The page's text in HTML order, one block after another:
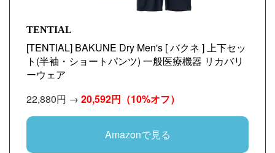
TENTIAL
[TENTIAL] BAKUNE Dry Men's [ バクネ ] 上下セッ
ト(半袖・ショートパンツ) 一般医療機器 リカバリ
ーウェア
22,880円 → 20,592円 （10%オフ）
Amazonで見る